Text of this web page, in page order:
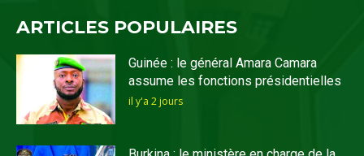
ARTICLES POPULAIRES
Guinée : le général Amara Camara
assume les fonctions présidentielles
il y'a 2 jours